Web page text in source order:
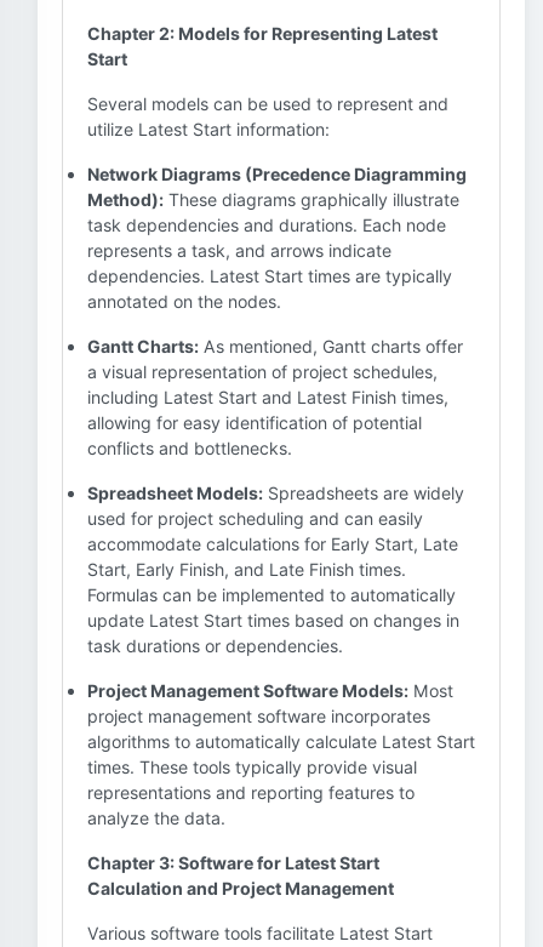
Chapter 2: Models for Representing Latest
Start
Several models can be used to represent and
utilize Latest Start information:
Network Diagrams (Precedence Diagramming
Method): These diagrams graphically illustrate
task dependencies and durations. Each node
represents a task, and arrows indicate
dependencies. Latest Start times are typically
annotated on the nodes.
Gantt Charts: As mentioned, Gantt charts offer
a visual representation of project schedules,
including Latest Start and Latest Finish times,
allowing for easy identification of potential
conflicts and bottlenecks.
Spreadsheet Models: Spreadsheets are widely
used for project scheduling and can easily
accommodate calculations for Early Start, Late
Start, Early Finish, and Late Finish times.
Formulas can be implemented to automatically
update Latest Start times based on changes in
task durations or dependencies.
Project Management Software Models: Most
project management software incorporates
algorithms to automatically calculate Latest Start
times. These tools typically provide visual
representations and reporting features to
analyze the data.
Chapter 3: Software for Latest Start
Calculation and Project Management
Various software tools facilitate Latest Start